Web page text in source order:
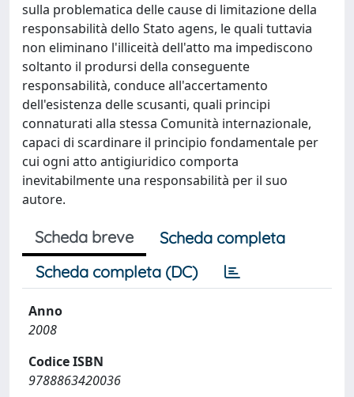
sulla problematica delle cause di limitazione della
responsabilità dello Stato agens, le quali tuttavia
non eliminano l'illiceità dell'atto ma impediscono
soltanto il prodursi della conseguente
responsabilità, conduce all'accertamento
dell'esistenza delle scusanti, quali principi
connaturati alla stessa Comunità internazionale,
capaci di scardinare il principio fondamentale per
cui ogni atto antigiuridico comporta
inevitabilmente una responsabilità per il suo
autore.
Scheda breve
Scheda completa
Scheda completa (DC)
Anno
2008
Codice ISBN
9788863420036